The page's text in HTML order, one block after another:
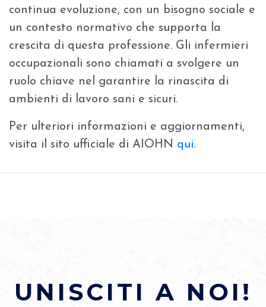
continua evoluzione, con un bisogno sociale e
un contesto normativo che supporta la
crescita di questa professione. Gli infermieri
occupazionali sono chiamati a svolgere un
ruolo chiave nel garantire la rinascita di
ambienti di lavoro sani e sicuri.
Per ulteriori informazioni e aggiornamenti,
visita il sito ufficiale di AIOHN qui.
UNISCITI A NOI!